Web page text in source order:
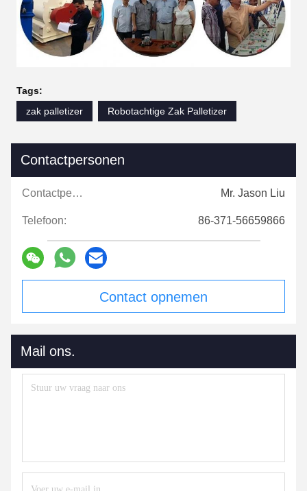
Tags:
zak palletizer
Robotachtige Zak Palletizer
Contactpersonen
Contactpersonen: Mr. Jason Liu
Telefoon: 86-371-56659866
Contact opnemen
Mail ons.